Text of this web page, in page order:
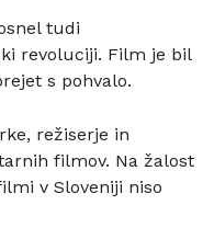
tudi
revoluciji. Film je bil
s pohvalo.
režiserje in
filmov. Na žalost
v Sloveniji niso